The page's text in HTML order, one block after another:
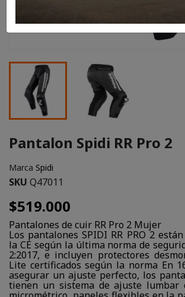
Pantalon Spidi RR Pro 2
Marca Spidi
SKU Q47011
$519.000
Pantalones de cuir RR Pro 2 Mujer
Los pantalones SPIDI RR PRO 2
la CE según la última norma de
2:2017, e incluyen protectores
Lite certificados según la norma En
asegurar un ajuste perfecto, los
tienen un sistema de ajuste lumbar